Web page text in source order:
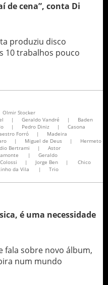
de cena”, conta Di
produziu disco
10 trabalhos pouco
Olmir Stocker
| Geraldo Vandré |
Baden
| Pedro Diniz |
Casona
Forró |
Madeira
| Miguel de Deus |
Hermeto
Bertrami |
Astor
|
Geraldo
| Jorge Ben |
Chico
da Vila |
Trio
é uma necessidade
fala sobre novo álbum,
num mundo